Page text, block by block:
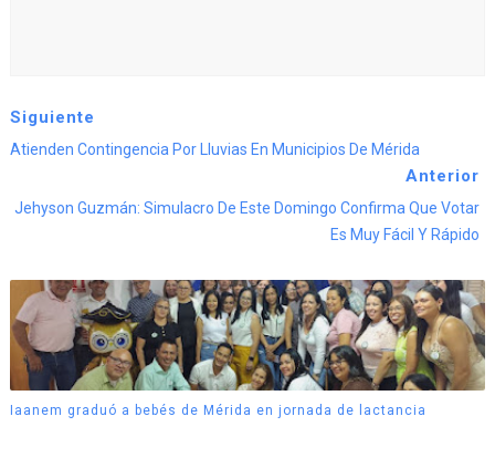
Siguiente
Atienden Contingencia Por Lluvias En Municipios De Mérida
Anterior
Jehyson Guzmán: Simulacro De Este Domingo Confirma Que Votar
Es Muy Fácil Y Rápido
Iaanem graduó a bebés de Mérida en jornada de lactancia